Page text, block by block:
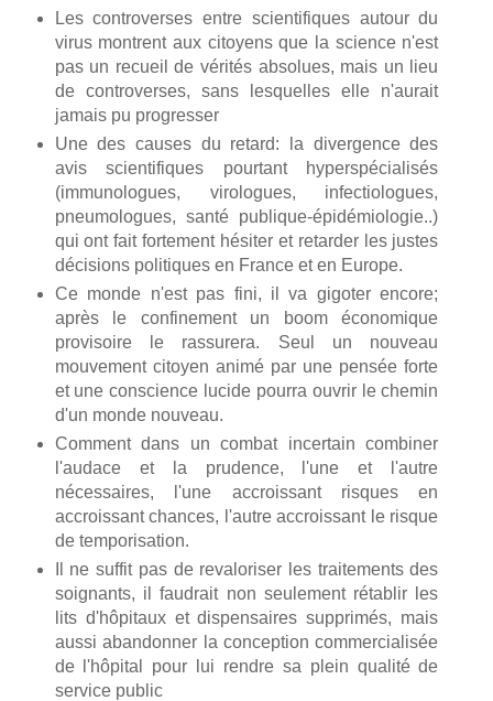
Les controverses entre scientifiques autour du
virus montrent aux citoyens que la science n'est
pas un recueil de vérités absolues, mais un lieu
de controverses, sans lesquelles elle n'aurait
jamais pu progresser
Une des causes du retard: la divergence des
avis scientifiques pourtant hyperspécialisés
(immunologues, virologues, infectiologues,
pneumologues, santé publique-épidémiologie..)
qui ont fait fortement hésiter et retarder les justes
décisions politiques en France et en Europe.
Ce monde n'est pas fini, il va gigoter encore;
après le confinement un boom économique
provisoire le rassurera. Seul un nouveau
mouvement citoyen animé par une pensée forte
et une conscience lucide pourra ouvrir le chemin
d'un monde nouveau.
Comment dans un combat incertain combiner
l'audace et la prudence, l'une et l'autre
nécessaires, l'une accroissant risques en
accroissant chances, l'autre accroissant le risque
de temporisation.
Il ne suffit pas de revaloriser les traitements des
soignants, il faudrait non seulement rétablir les
lits d'hôpitaux et dispensaires supprimés, mais
aussi abandonner la conception commercialisée
de l'hôpital pour lui rendre sa plein qualité de
service public